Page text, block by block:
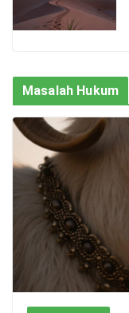
Masalah Hukum